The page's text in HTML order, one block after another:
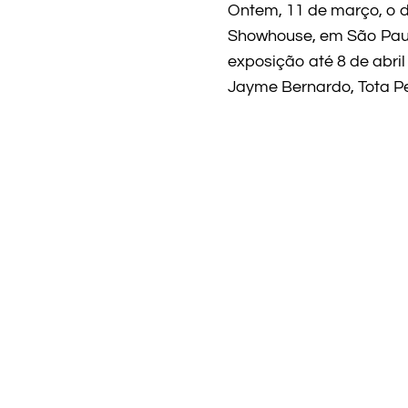
Ontem, 11 de março, o
Showhouse, em São
exposição até 8 de abril
Jayme Bernardo, Tota